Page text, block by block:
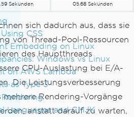
CSS
Embedding on Linux
Windows vs Linux
on AWS Lambda
as Type 3
Languages and CMJK
Sekunden 05.68 Sekunden
sich dadurch aus, dass sie
von Thread-Pool-Ressourcen
des Hauptthreads
CPU-Auslastung bei E/A-
Die Leistungsverbesserung
mehrere Rendering-Vorgänge
anstatt darauf zu warten,